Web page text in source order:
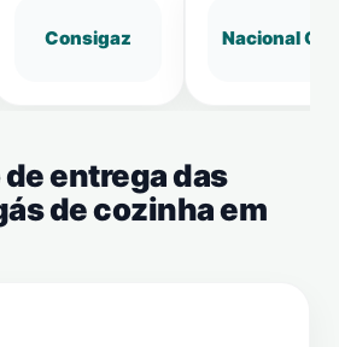
Consigaz Nacional Gás
entrega das
de cozinha em